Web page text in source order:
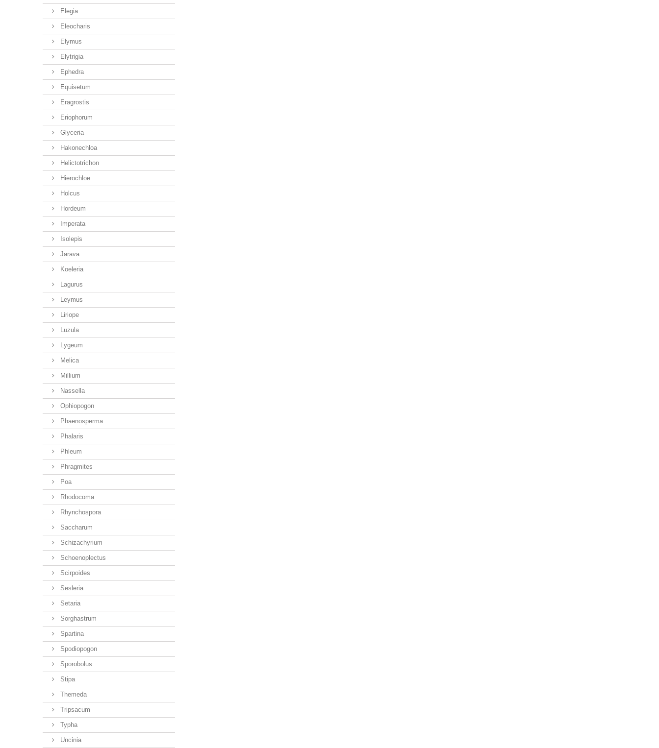
Elegia
Eleocharis
Elymus
Elytrigia
Ephedra
Equisetum
Eragrostis
Eriophorum
Glyceria
Hakonechloa
Helictotrichon
Hierochloe
Holcus
Hordeum
Imperata
Isolepis
Jarava
Koeleria
Lagurus
Leymus
Liriope
Luzula
Lygeum
Melica
Millium
Nassella
Ophiopogon
Phaenosperma
Phalaris
Phleum
Phragmites
Poa
Rhodocoma
Rhynchospora
Saccharum
Schizachyrium
Schoenoplectus
Scirpoides
Sesleria
Setaria
Sorghastrum
Spartina
Spodiopogon
Sporobolus
Stipa
Themeda
Tripsacum
Typha
Uncinia